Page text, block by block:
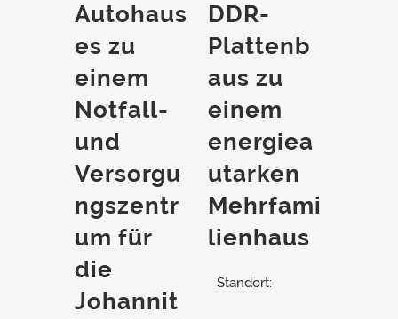
Autohaus
es zu
einem
Notfall-
und
Versorgu
ngszentr
um für
die
Johannit
DDR-
Plattenb
aus zu
einem
energiea
utarken
Mehrfami
lienhaus
Standort: